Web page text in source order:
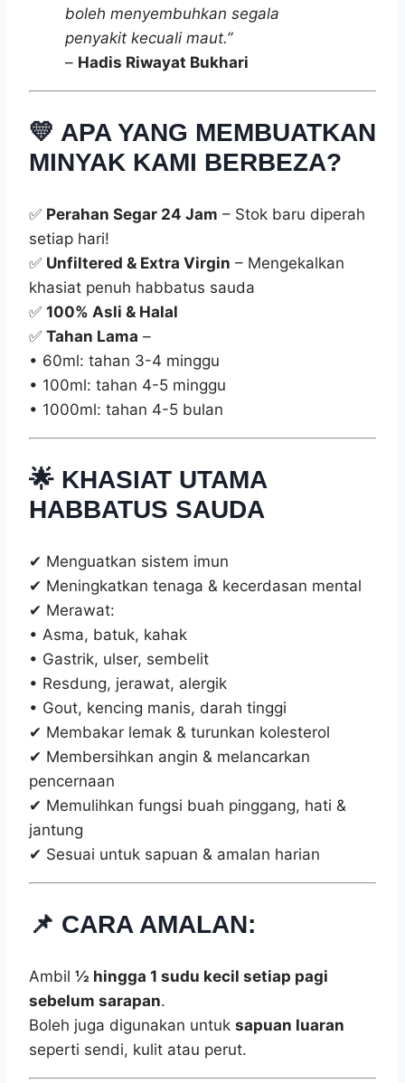
boleh menyembuhkan segala
penyakit kecuali maut.”
– Hadis Riwayat Bukhari
💛 APA YANG MEMBUATKAN
MINYAK KAMI BERBEZA?
✅ Perahan Segar 24 Jam – Stok baru diperah
setiap hari!
✅ Unfiltered & Extra Virgin – Mengekalkan
khasiat penuh habbatus sauda
✅ 100% Asli & Halal
✅ Tahan Lama –
• 60ml: tahan 3-4 minggu
• 100ml: tahan 4-5 minggu
• 1000ml: tahan 4-5 bulan
🌟 KHASIAT UTAMA
HABBATUS SAUDA
✔ Menguatkan sistem imun
✔ Meningkatkan tenaga & kecerdasan mental
✔ Merawat:
• Asma, batuk, kahak
• Gastrik, ulser, sembelit
• Resdung, jerawat, alergik
• Gout, kencing manis, darah tinggi
✔ Membakar lemak & turunkan kolesterol
✔ Membersihkan angin & melancarkan
pencernaan
✔ Memulihkan fungsi buah pinggang, hati &
jantung
✔ Sesuai untuk sapuan & amalan harian
📌 CARA AMALAN:
Ambil ½ hingga 1 sudu kecil setiap pagi
sebelum sarapan.
Boleh juga digunakan untuk sapuan luaran
seperti sendi, kulit atau perut.